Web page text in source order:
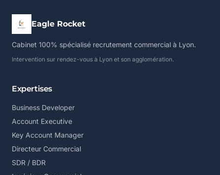
Eagle Rocket
Cabinet 100% spécialisé recrutement commercial à Lyon.
Intervention sur rendez-vous à Lyon et son agglomération.
Expertises
Business Developer
Account Executive
Key Account Manager
Directeur Commercial
SDR / BDR